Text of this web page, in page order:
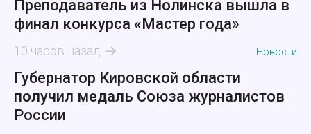
Преподаватель из Нолинска вышла в
финал конкурса «Мастер года»
10 часов назад Новости
Губернатор Кировской области
получил медаль Союза журналистов
России